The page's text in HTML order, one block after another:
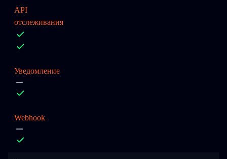
API
отслеживания
Уведомление
Webhook